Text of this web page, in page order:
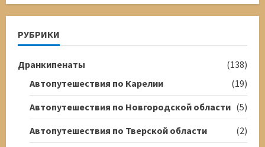
РУБРИКИ
Дранкипенаты
(138)
Автопутешествия по Карелии
(19)
Автопутешествия по Новгородской области (5)
Автопутешествия по Тверской области
(2)